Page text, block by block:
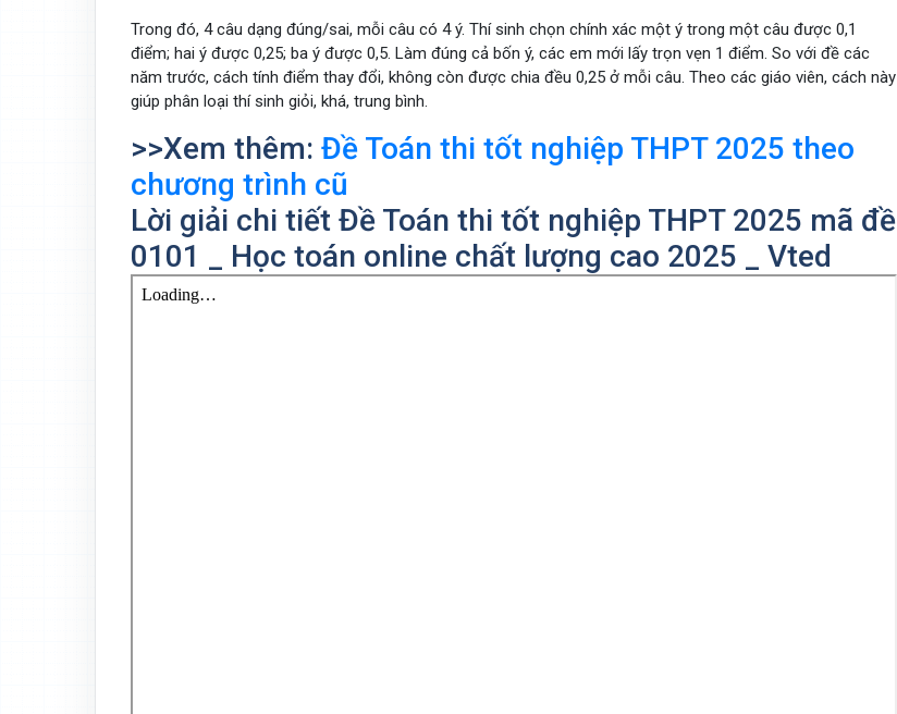
Trong đó, 4 câu dạng đúng/sai, mỗi câu có 4 ý. Thí sinh chọn chính xác một ý trong một câu được 0,1
điểm; hai ý được 0,25; ba ý được 0,5. Làm đúng cả bốn ý, các em mới lấy trọn vẹn 1 điểm. So với đề các
năm trước, cách tính điểm thay đổi, không còn được chia đều 0,25 ở mỗi câu. Theo các giáo viên, cách này
giúp phân loại thí sinh giỏi, khá, trung bình.
>>Xem thêm: Đề Toán thi tốt nghiệp THPT 2025 theo
chương trình cũ
Lời giải chi tiết Đề Toán thi tốt nghiệp THPT 2025 mã đề
0101 _ Học toán online chất lượng cao 2025 _ Vted